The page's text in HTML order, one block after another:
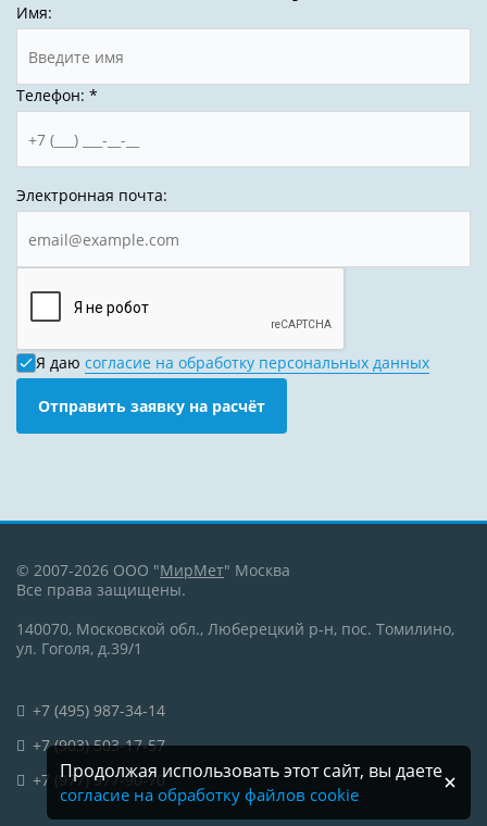
Имя:
Телефон: *
Электронная почта:
Я даю согласие на обработку персональных данных
Отправить заявку на расчёт
© 2007-2026 ООО "МирМет" Москва
Все права защищены.
140070, Московской обл., Люберецкий р-н, пос. Томилино,
ул. Гоголя, д.39/1
+7 (495) 987-34-14
+7 (903) 503-17-57
+7 (977) 977-90-70
Продолжая использовать этот сайт, вы даете
согласие на обработку файлов cookie